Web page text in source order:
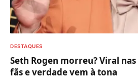
DESTAQUES
Seth Rogen morreu? Viral
fãs e verdade vem à tona